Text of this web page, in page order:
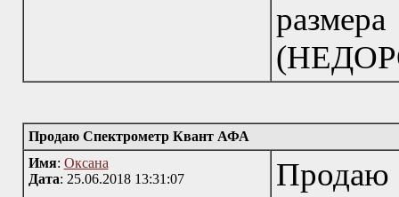
Продаю Спектрометр Квант АФА
Имя: Оксана
Дата: 25.06.2018 13:31:07